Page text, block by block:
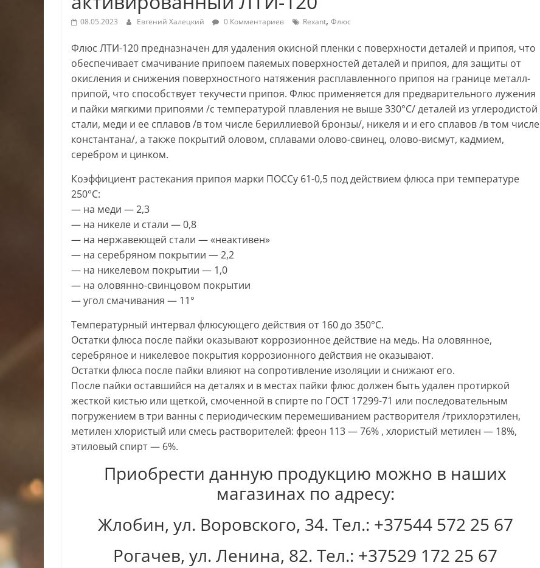
08.05.2023 Евгений Халецкий 0 Комментариев Rexant, Флюс
Флюс ЛТИ-120 предназначен для удаления окисной пленки с поверхности деталей и припоя, что
обеспечивает смачивание припоем паяемых поверхностей деталей и припоя, для защиты от
окисления и снижения поверхностного натяжения расплавленного припоя на границе металл-
припой, что способствует текучести припоя. Флюс применяется для предварительного лужения
и пайки мягкими припоями /с температурой плавления не выше 330°С/ деталей из углеродистой
стали, меди и ее сплавов /в том числе бериллиевой бронзы/, никеля и и его сплавов /в том числе
константана/, а также покрытий оловом, сплавами олово-свинец, олово-висмут, кадмием,
серебром и цинком.
Коэффициент растекания припоя марки ПОССу 61-0,5 под действием флюса при температуре
250°С:
— на меди — 2,3
— на никеле и стали — 0,8
— на нержавеющей стали — «неактивен»
— на серебряном покрытии — 2,2
— на никелевом покрытии — 1,0
— на оловянно-свинцовом покрытии
— угол смачивания — 11°
Температурный интервал флюсующего действия от 160 до 350°С.
Остатки флюса после пайки оказывают коррозионное действие на медь. На оловянное,
серебряное и никелевое покрытия коррозионного действия не оказывают.
Остатки флюса после пайки влияют на сопротивление изоляции и снижают его.
После пайки оставшийся на деталях и в местах пайки флюс должен быть удален протиркой
жесткой кистью или щеткой, смоченной в спирте по ГОСТ 17299-71 или последовательным
погружением в три ванны с периодическим перемешиванием растворителя /трихлорэтилен,
метилен хлористый или смесь растворителей: фреон 113 — 76% , хлористый метилен — 18%,
этиловый спирт — 6%.
Приобрести данную продукцию можно в наших
магазинах по адресу:
Жлобин, ул. Воровского, 34. Тел.: +37544 572 25 67
Рогачев, ул. Ленина, 82. Тел.: +37529 172 25 67